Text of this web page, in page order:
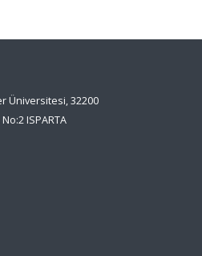
Üniversitesi, 32200
ISPARTA